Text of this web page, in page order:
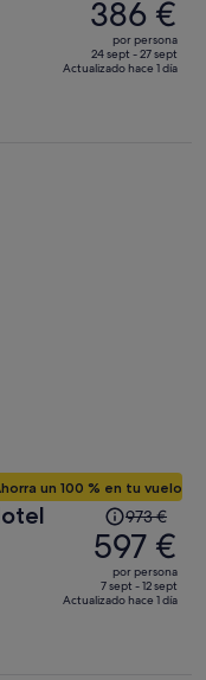
precio
era
de
658 €,
386 €
por persona
24 sept - 27 sept
Actualizado hace 1 día
un 100 % en tu vuelo
El
precio
era
de
973 €,
973 €
597 €
por persona
7 sept - 12 sept
Actualizado hace 1 día